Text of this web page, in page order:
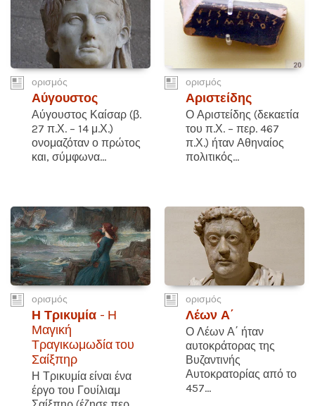
ορισμός
Αύγουστος
Αύγουστος Καίσαρ (β.
27 π.Χ. – 14 μ.Χ.)
ονομαζόταν ο πρώτος
και, σύμφωνα...
ορισμός
Αριστείδης
Ο Αριστείδης (δεκαετία
του π.Χ. – περ. 467
π.Χ.) ήταν Αθηναίος
πολιτικός...
ορισμός
Η Τρικυμία - Η
Μαγική
Τραγικωμωδία του
Σαίξπηρ
Η Τρικυμία είναι ένα
έργο του Γουίλιαμ
ορισμός
Λέων Α΄
Ο Λέων Α΄ ήταν
αυτοκράτορας της
Βυζαντινής
Αυτοκρατορίας από το
457...